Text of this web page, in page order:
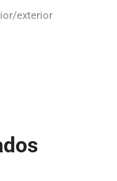
exterior